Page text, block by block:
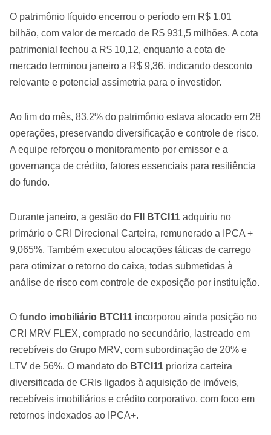
O patrimônio líquido encerrou o período em R$ 1,01
bilhão, com valor de mercado de R$ 931,5 milhões. A cota
patrimonial fechou a R$ 10,12, enquanto a cota de
mercado terminou janeiro a R$ 9,36, indicando desconto
relevante e potencial assimetria para o investidor.
Ao fim do mês, 83,2% do patrimônio estava alocado em 28
operações, preservando diversificação e controle de risco.
A equipe reforçou o monitoramento por emissor e a
governança de crédito, fatores essenciais para resiliência
do fundo.
Durante janeiro, a gestão do FII BTCI11 adquiriu no
primário o CRI Direcional Carteira, remunerado a IPCA +
9,065%. Também executou alocações táticas de carrego
para otimizar o retorno do caixa, todas submetidas à
análise de risco com controle de exposição por instituição.
O fundo imobiliário BTCI11 incorporou ainda posição no
CRI MRV FLEX, comprado no secundário, lastreado em
recebíveis do Grupo MRV, com subordinação de 20% e
LTV de 56%. O mandato do BTCI11 prioriza carteira
diversificada de CRIs ligados à aquisição de imóveis,
recebíveis imobiliários e crédito corporativo, com foco em
retornos indexados ao IPCA+.